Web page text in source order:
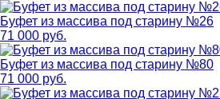
Буфет из массива под старину №26
71 000 руб.
Буфет из массива под старину №80
71 000 руб.